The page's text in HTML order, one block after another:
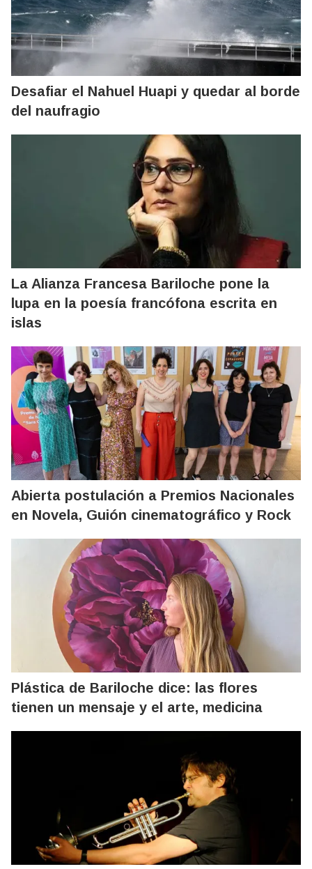
Desafiar el Nahuel Huapi y quedar al borde
del naufragio
La Alianza Francesa Bariloche pone la
lupa en la poesía francófona escrita en
islas
Abierta postulación a Premios Nacionales
en Novela, Guión cinematográfico y Rock
Plástica de Bariloche dice: las flores
tienen un mensaje y el arte, medicina